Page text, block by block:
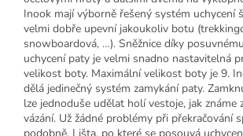
Inook mají výborně řešený systém uchycení
velmi dobře upevní jakoukoliv botu
snowboardová, …). Sněžnice díky
uchycení paty je velmi snadno nastavitelná
velikost boty. Maximální velikost boty je 9.
dělá jedinečný systém zamykání paty.
lze jednoduše udělat holí vestoje, jak známe
vázání. Už žádné problémy při překračování